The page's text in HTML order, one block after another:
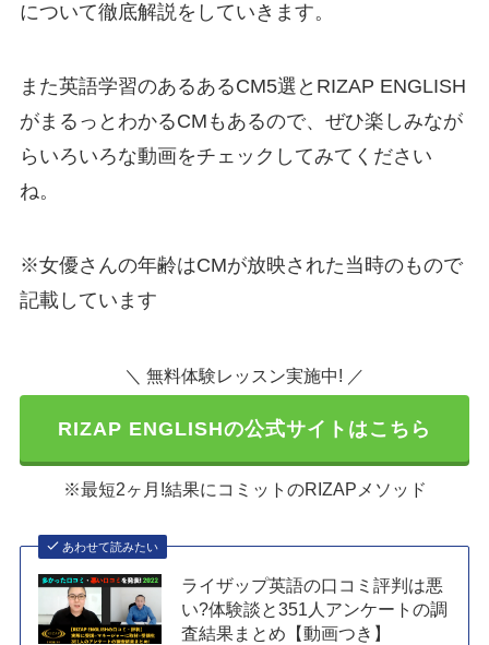
について徹底解説をしていきます。
また英語学習のあるあるCM5選とRIZAP ENGLISH
がまるっとわかるCMもあるので、ぜひ楽しみなが
らいろいろな動画をチェックしてみてください
ね。
※女優さんの年齢はCMが放映された当時のもので
記載しています
＼ 無料体験レッスン実施中! ／
RIZAP ENGLISHの公式サイトはこちら
※最短2ヶ月!結果にコミットのRIZAPメソッド
あわせて読みたい
ライザップ英語の口コミ評判は悪
い?体験談と351人アンケートの調
査結果まとめ【動画つき】